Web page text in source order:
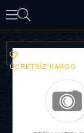
ÜCRETSIZ KARGO